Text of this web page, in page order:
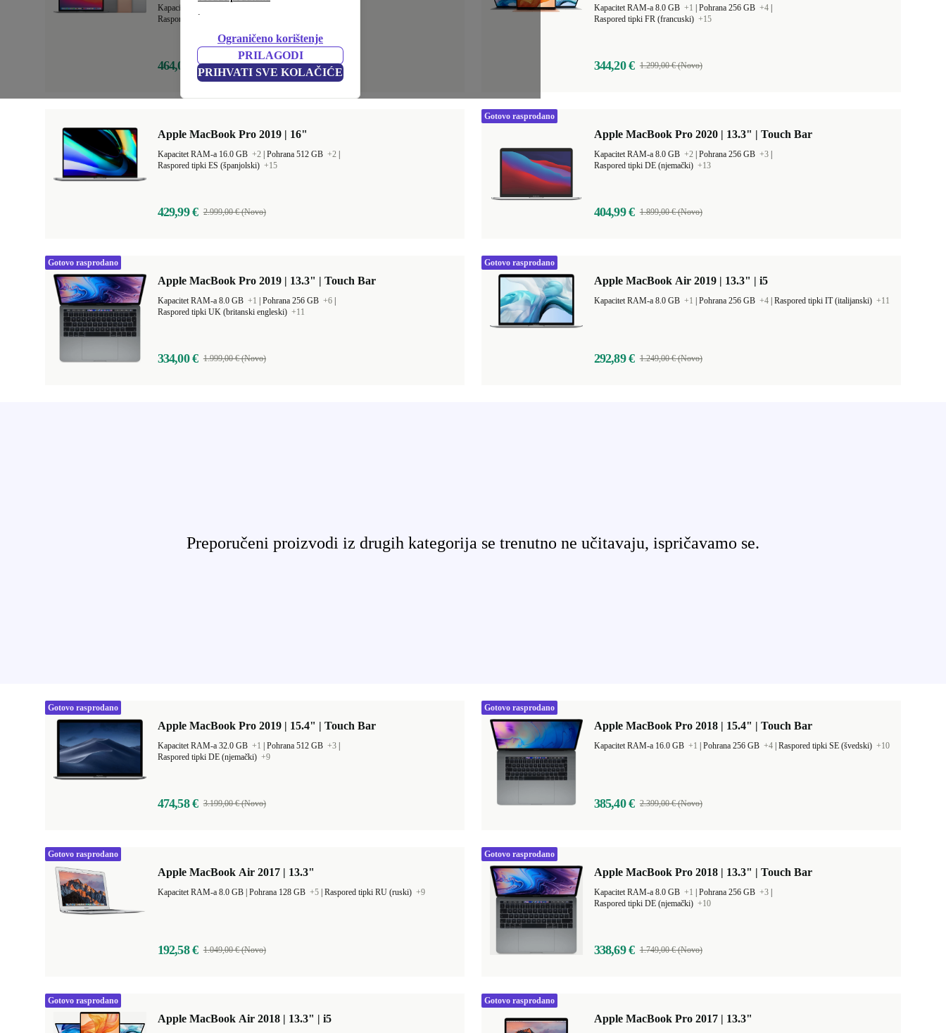
.
Ograničeno korištenje
PRILAGODI
PRIHVATI SVE KOLAČIĆE
Kapacitet RAM-a 8.0 GB
Raspored tipki DE (njemački)
464,00 € 1.129,00 € (Novo)
Kapacitet RAM-a 8.0 GB +1 Pohrana 256 GB +4
Raspored tipki FR (francuski) +15
344,20 € 1.299,00 € (Novo)
Apple MacBook Pro 2019 | 16"
Kapacitet RAM-a 16.0 GB +2 Pohrana 512 GB +2
Raspored tipki ES (španjolski) +15
429,99 € 2.999,00 € (Novo)
Apple MacBook Pro 2020 | 13.3" | Touch Bar
Kapacitet RAM-a 8.0 GB +2 Pohrana 256 GB +3
Raspored tipki DE (njemački) +13
404,99 € 1.899,00 € (Novo)
Gotovo rasprodano
Apple MacBook Pro 2019 | 13.3" | Touch Bar
Kapacitet RAM-a 8.0 GB +1 Pohrana 256 GB +6
Raspored tipki UK (britanski engleski) +11
334,00 € 1.999,00 € (Novo)
Gotovo rasprodano
Apple MacBook Air 2019 | 13.3" | i5
Kapacitet RAM-a 8.0 GB +1 Pohrana 256 GB +4 Raspored tipki IT (italijanski) +11
292,89 € 1.249,00 € (Novo)
Gotovo rasprodano
Preporučeni proizvodi iz drugih kategorija se trenutno ne učitavaju, ispričavamo se.
Apple MacBook Pro 2019 | 15.4" | Touch Bar
Kapacitet RAM-a 32.0 GB +1 Pohrana 512 GB +3
Raspored tipki DE (njemački) +9
474,58 € 3.199,00 € (Novo)
Gotovo rasprodano
Apple MacBook Pro 2018 | 15.4" | Touch Bar
Kapacitet RAM-a 16.0 GB +1 Pohrana 256 GB +4 Raspored tipki SE (švedski) +10
385,40 € 2.399,00 € (Novo)
Gotovo rasprodano
Apple MacBook Air 2017 | 13.3"
Pohrana 128 GB +5 Raspored tipki RU (ruski) +9
192,58 € 1.049,00 € (Novo)
Gotovo rasprodano
Apple MacBook Pro 2018 | 13.3" | Touch Bar
Kapacitet RAM-a 8.0 GB +1 Pohrana 256 GB +3
Raspored tipki DE (njemački) +10
338,69 € 1.749,00 € (Novo)
Gotovo rasprodano
Apple MacBook Air 2018 | 13.3" | i5
Gotovo rasprodano
Apple MacBook Pro 2017 | 13.3"
Gotovo rasprodano